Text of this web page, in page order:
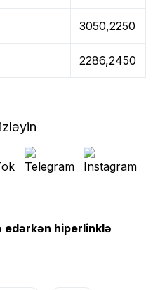
3050,2250
2286,2450
hiperlinklə